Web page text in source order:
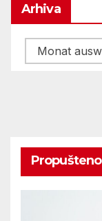
Arhiva
Arhiva
Propušteno